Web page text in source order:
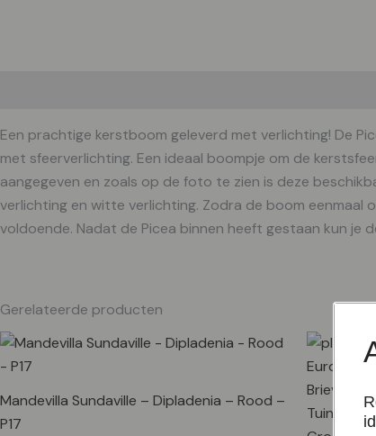
Een prachtige kerstboom geleverd met verlichting! De
met sfeerverlichting. Een ideaal boompje om de
aangegeven en zoals op de foto te zien is deze
verlichting en witte verlichting. Zodra de boom eenmaal
voldoende. Nadat de Picea binnen heeft gestaan kun je
Gerelateerde producten
Mandevilla Sundaville – Dipladenia – Rood –
P17